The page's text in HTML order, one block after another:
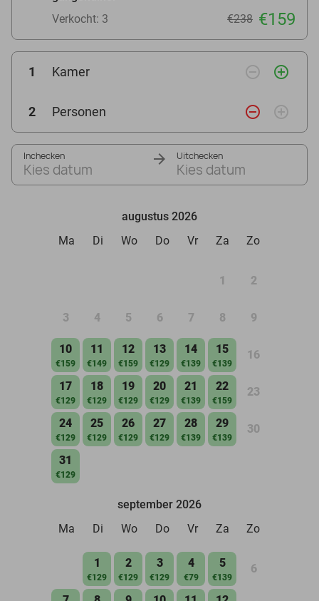
Verkocht: 3 €238 €159
1 Kamer remove_circle_outline add_circle_outline
2 Personen remove_circle_outline add_circle_outline
Inchecken
Kies datum
Uitchecken
Kies datum
augustus 2026
Ma
Di Wo Do Vr Za Zo
1 2
3 4 5 6 7 8 9
10
€159
11
€149
12
€159
13
€129
14
€139
15
€139
16
17
€129
18
€129
19
€129
20
€129
21
€139
22
€159
23
24
€129
25
€129
26
€129
27
€129
28
€139
29
€139
30
31
€129
september 2026
Ma
Di Wo Do Vr Za Zo
1
€129
2
€129
3
€129
4
€79
5
€139
6